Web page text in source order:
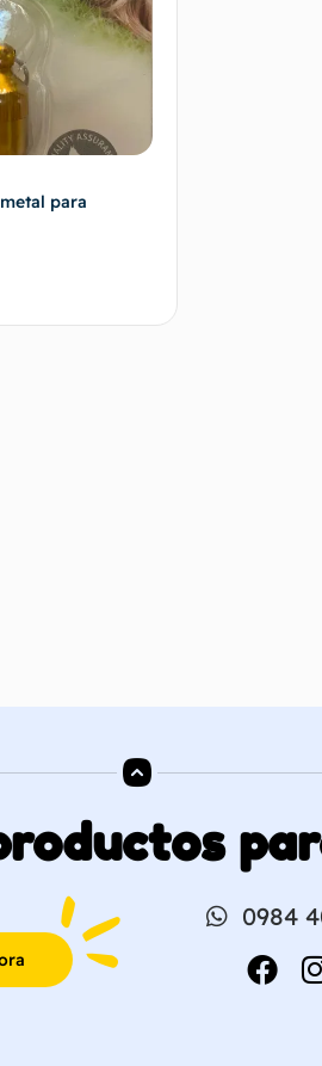
para
0984